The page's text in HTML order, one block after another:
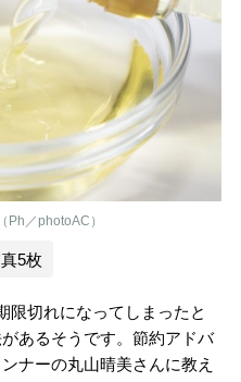
Ph／photoAC）
5枚
限切れになってしまったと
あるそうです。節約アドバ
ナーの丸山晴美さんに教え